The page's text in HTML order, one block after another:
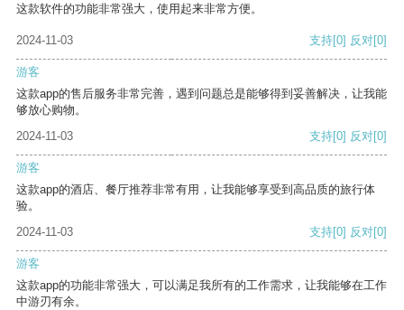
这款软件的功能非常强大，使用起来非常方便。
2024-11-03 支持[0] 反对[0]
游客
这款app的售后服务非常完善，遇到问题总是能够得到妥善解决，让我能
够放心购物。
2024-11-03
支持[0] 反对[0]
游客
这款app的酒店、餐厅推荐非常有用，让我能够享受到高品质的旅行体
验。
2024-11-03
支持[0] 反对[0]
游客
这款app的功能非常强大，可以满足我所有的工作需求，让我能够在工作
中游刃有余。